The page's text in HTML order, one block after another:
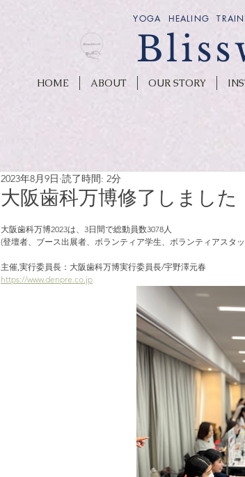
YOGA HEALING
HOME ABOUT OUR STORY
大阪歯科万博修了しました
2023年8月9日 読了時間: 2分
大阪歯科万博2023は、3日間で総動員数3078人
(登壇者、ブース出展者、ボランティア学生、ボランティアスタ
主催,実行委員長：大阪歯科万博実行委員長/宇野澤元春
https://www.denpre.co.jp